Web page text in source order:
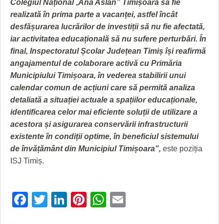
Colegiul Național„Ana Aslan” Timișoara să fie
realizată în prima parte a vacanței, astfel încât
desfășurarea lucrărilor de investiții să nu fie afectată,
iar activitatea educațională să nu sufere perturbări. În
final, Inspectoratul Școlar Județean Timiș își reafirmă
angajamentul de colaborare activă cu Primăria
Municipiului Timișoara, în vederea stabilirii unui
calendar comun de acțiuni care să permită analiza
detaliată a situației actuale a spațiilor educaționale,
identificarea celor mai eficiente soluții de utilizare a
acestora și asigurarea conservării infrastructurii
existente în condiții optime, în beneficiul sistemului
de învățământ din Municipiul Timișoara”, este poziția
ISJ Timiș.
Facebook
Twitter
LinkedIn
Pinterest
WhatsApp